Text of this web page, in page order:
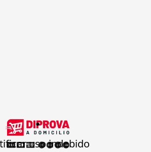
.
uso indebido